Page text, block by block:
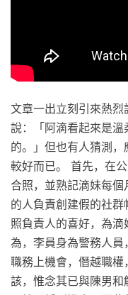
文章一出立刻引來熱
說：「阿滴看起來是
的。」但也有人猜測
較好而已。 首先，在
合照，並熟記滴妹每
的人負責創建假的社
照負責人的喜好，為
為，李員身為警務人員
職務上機會，僭越職
該，惟念其已與陳男和